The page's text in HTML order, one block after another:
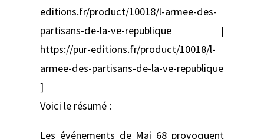
editions.fr/product/10018/l-armee-des-
partisans-de-la-ve-republique |
https://pur-editions.fr/product/10018/l-
armee-des-partisans-de-la-ve-republique
]
Voici le résumé :
Les événements de Mai 68 provoquent